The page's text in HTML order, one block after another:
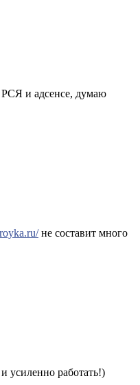
и адсенсе, думаю
не составит много
усиленно работать!)